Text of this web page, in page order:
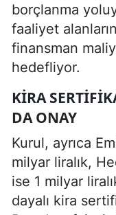
borçlanma
faaliyet
finansman
hedefliyor.
KIRA
DA ONAY
Kurul, ayrıca
milyar liralık,
ise 1 milyar
dayalı kira